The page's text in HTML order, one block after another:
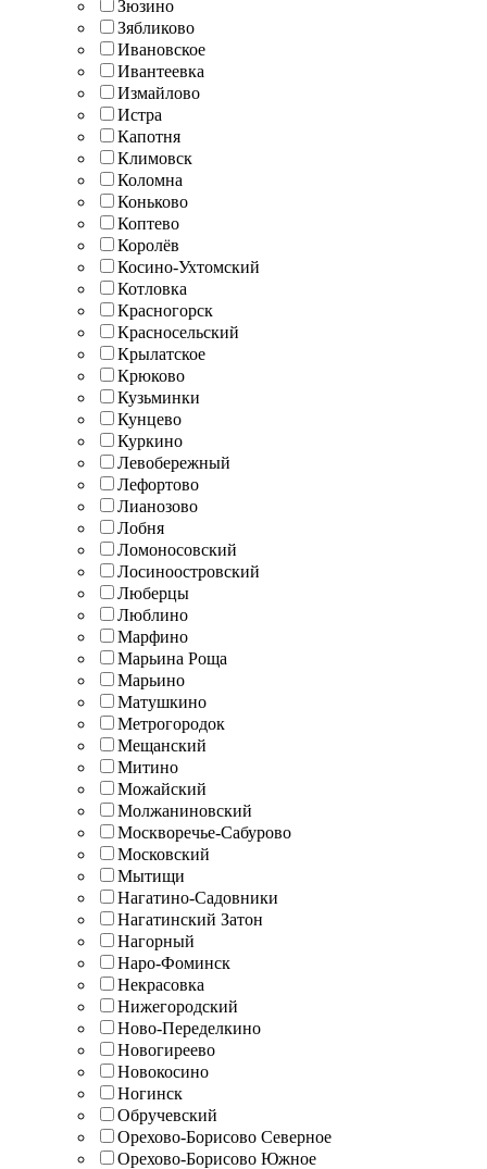
Зюзино
Зябликово
Ивановское
Ивантеевка
Измайлово
Истра
Капотня
Климовск
Коломна
Коньково
Коптево
Королёв
Косино-Ухтомский
Котловка
Красногорск
Красносельский
Крылатское
Крюково
Кузьминки
Кунцево
Куркино
Левобережный
Лефортово
Лианозово
Лобня
Ломоносовский
Лосиноостровский
Люберцы
Люблино
Марфино
Марьина Роща
Марьино
Матушкино
Метрогородок
Мещанский
Митино
Можайский
Молжаниновский
Москворечье-Сабурово
Московский
Мытищи
Нагатино-Садовники
Нагатинский Затон
Нагорный
Наро-Фоминск
Некрасовка
Нижегородский
Ново-Переделкино
Новогиреево
Новокосино
Ногинск
Обручевский
Орехово-Борисово Северное
Орехово-Борисово Южное